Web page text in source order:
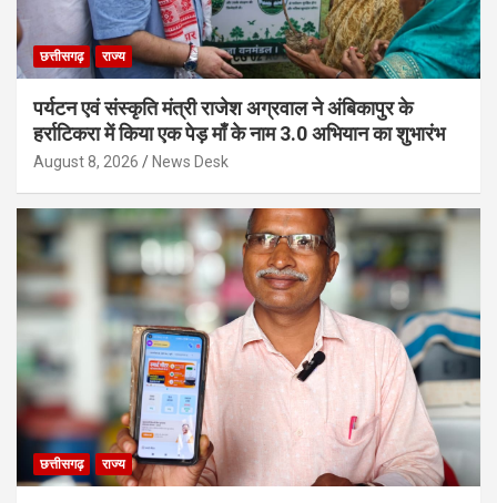
छत्तीसगढ़ राज्य
पर्यटन एवं संस्कृति मंत्री राजेश अग्रवाल ने अंबिकापुर के
हर्राटिकरा में किया एक पेड़ माँ के नाम 3.0 अभियान का शुभारंभ
August 8, 2026 News Desk
छत्तीसगढ़ राज्य